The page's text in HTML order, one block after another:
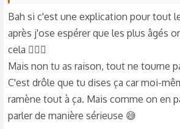
permettent des choses immondes en
tenue un peu dénudée, une façon de se
signe avant coureur d'une femme qui
se retrouvent également dans le
plus lamentable.
J'espère queClichsexevous aura ouvert
Les bébé hérisson comment il vive au
Bah si c'est une explication pour tout
après j'ose espérer que les plus âgés
cela 🤷🏾‍♀️
Mais non tu as raison, tout ne tourne
C'est drôle que tu dises ça car moi-
ramène tout à ça. Mais comme on en
parler de manière sérieuse 😅